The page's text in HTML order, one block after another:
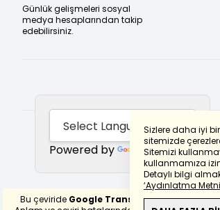
Sizlere daha iyi
sitemizde
Sitemizi
kullanmamıza
Detaylı bilgi
‘Aydınlatma
Günlük gelişmeleri sosyal
medya hesaplarından takip
edebilirsiniz.
Powered by Translate
Bu çeviride Google Transletekullanılmıştır.